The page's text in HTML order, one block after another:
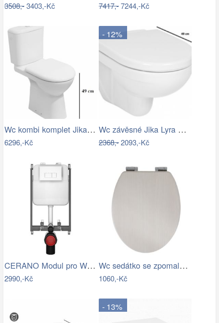
3508,-3403,-Kč 7417,-7244,-Kč
Wc kombi komplet Jika Deep spodní odpad…
6296,-Kč
- 12%
Wc závěsné Jika Lyra Plus zadní odpad…
2368,-2093,-Kč
CERANO Modul pro WC závěsné Prime - pro…
2990,-Kč
Wc sedátko se zpomalovacím mechanismem…
1060,-Kč
- 13%